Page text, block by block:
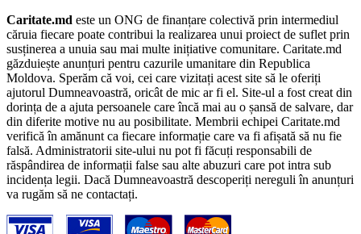
Caritate.md este un ONG de finanțare colectivă prin intermediul
căruia fiecare poate contribui la realizarea unui proiect de suflet prin
susținerea a unuia sau mai multe inițiative comunitare. Caritate.md
găzduiește anunțuri pentru cazurile umanitare din Republica
Moldova. Sperăm că voi, cei care vizitați acest site să le oferiți
ajutorul Dumneavoastră, oricât de mic ar fi el. Site-ul a fost creat din
dorința de a ajuta persoanele care încă mai au o șansă de salvare, dar
din diferite motive nu au posibilitate. Membrii echipei Caritate.md
verifică în amănunt ca fiecare informație care va fi afișată să nu fie
falsă. Administratorii site-ului nu pot fi făcuți responsabili de
răspândirea de informații false sau alte abuzuri care pot intra sub
incidența legii. Dacă Dumneavoastră descoperiți nereguli în anunțuri
va rugăm să ne contactați.